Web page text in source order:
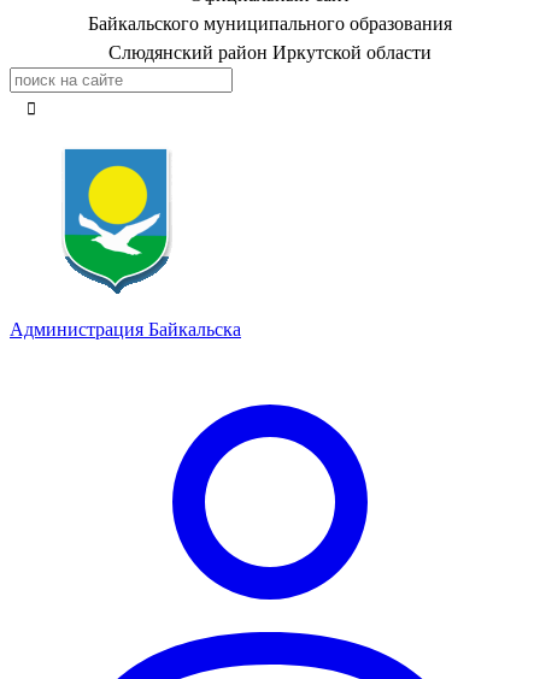
Байкальского муниципального образования
Слюдянский район Иркутской области
Администрация Байкальска